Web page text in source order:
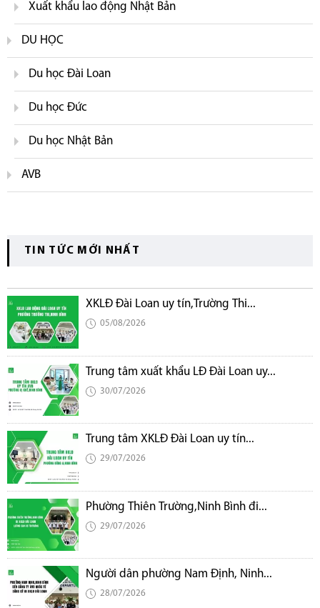
Xuất khẩu lao động Nhật Bản
DU HỌC
Du học Đài Loan
Du học Đức
Du học Nhật Bản
AVB
TIN TỨC MỚI NHẤT
XKLĐ Đài Loan uy tín,Trường Thi...
05/08/2026
Trung tâm xuất khẩu LĐ Đài Loan uy...
30/07/2026
Trung tâm XKLĐ Đài Loan uy tín...
29/07/2026
Phường Thiên Trường,Ninh Bình đi...
29/07/2026
Người dân phường Nam Định, Ninh...
28/07/2026